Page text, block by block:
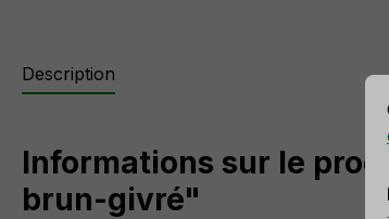
Description
Informations sur le
brun-givré"
meilleure expérience possible.
Plus